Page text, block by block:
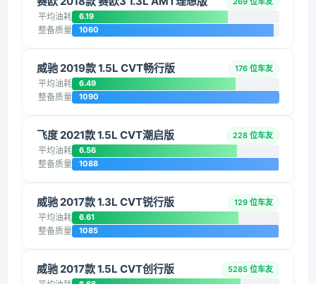
平均油耗 6.19
整备质量 1060
威驰 2019款 1.5L CVT畅行版 176 位车友
平均油耗 6.49
整备质量 1090
飞度 2021款 1.5L CVT潮启版 228 位车友
平均油耗 6.56
整备质量 1088
威驰 2017款 1.3L CVT锐行版 129 位车友
平均油耗 6.61
整备质量 1085
威驰 2017款 1.5L CVT创行版 5285 位车友